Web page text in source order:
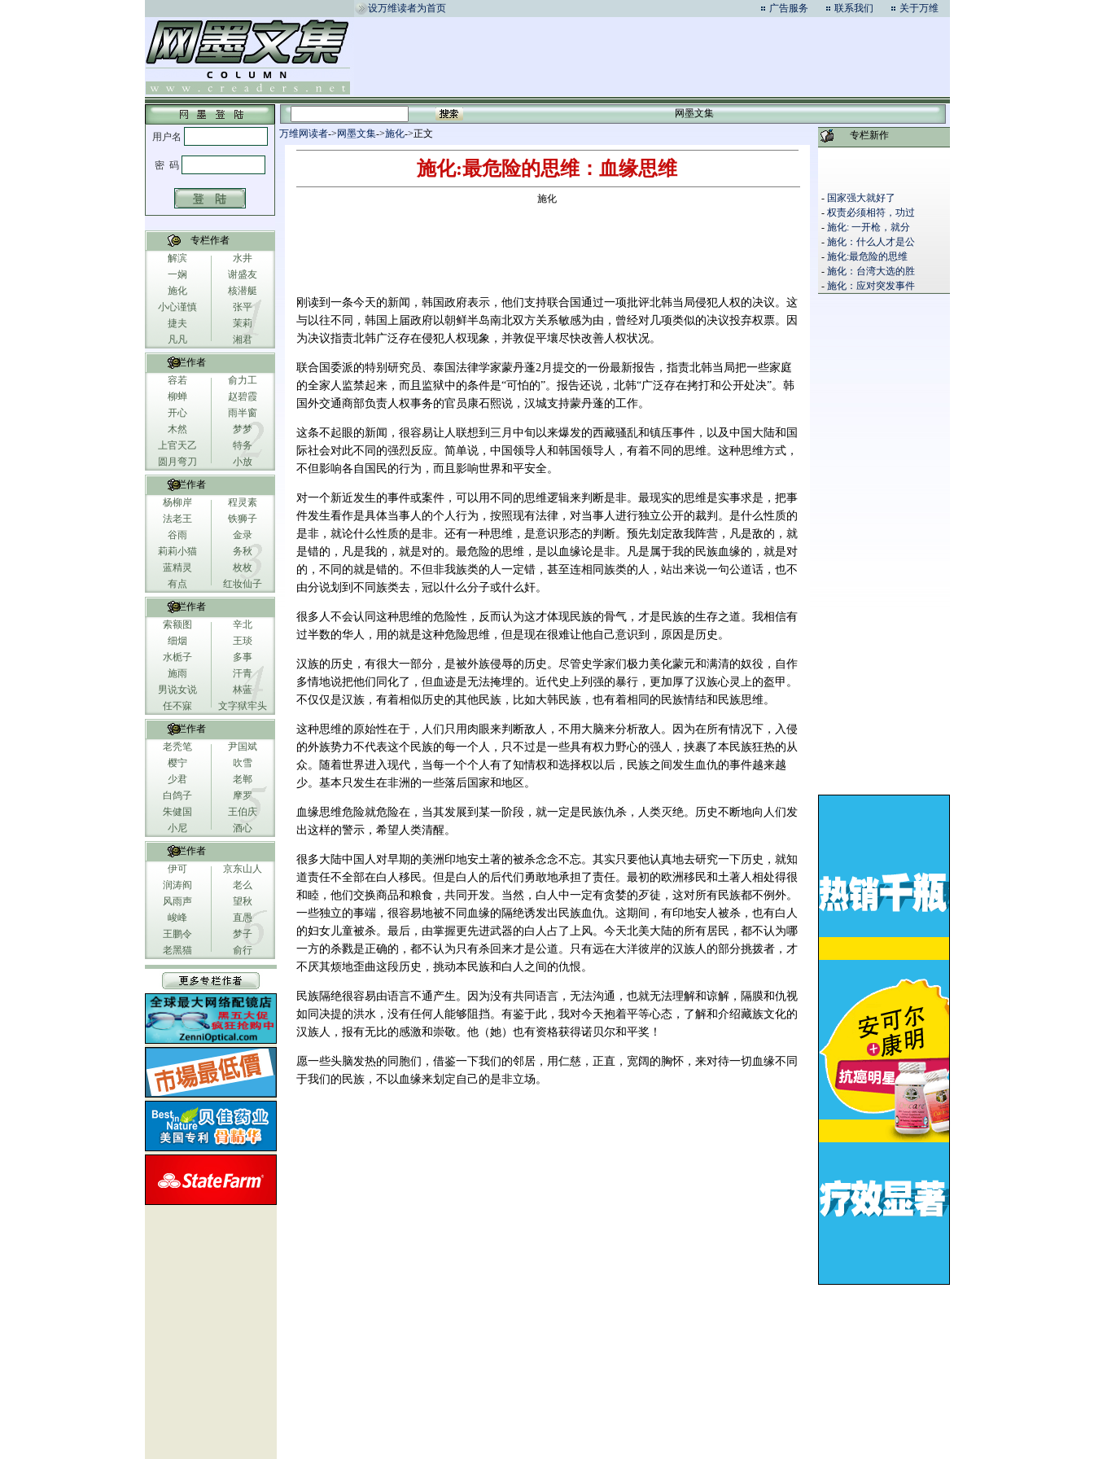
设万维读者为首页 广告服务 联系我们 关于万维
专栏作者
解滨
水井
一娴
谢盛友
施化
核潜艇
小心谨慎
张平
捷夫
茉莉
凡凡
湘君
专栏作者
容若
俞力工
柳蝉
赵碧霞
开心
雨半窗
木然
梦梦
上官天乙
特务
圆月弯刀
小放
专栏作者
杨柳岸
程灵素
法老王
铁狮子
谷雨
金录
莉莉小猫
务秋
蓝精灵
枚枚
有点
红妆仙子
专栏作者
索额图
辛北
细烟
王琰
水栀子
多事
施雨
汗青
男说女说
林蓝
任不寐
文字狱牢头
专栏作者
老秃笔
尹国斌
樱宁
吹雪
少君
老郸
白鸽子
摩罗
朱健国
王伯庆
小尼
酒心
专栏作者
伊可
京东山人
润涛阎
老么
风雨声
望秋
峻峰
直愚
王鹏令
梦子
老黑猫
俞行
网墨文集
万维网读者-> 网墨文集->施化->正文 专栏新作
- 国家强大就好了
- 权责必须相符，功过
- 施化: 一开枪，就分
- 施化：什么人才是公
- 施化:最危险的思维
- 施化：台湾大选的胜
- 施化：应对突发事件
施化:最危险的思维：血缘思维
施化
刚读到一条今天的新闻，韩国政府表示，他们支持联合国通过一项批评北韩当局侵犯人权的决议。这
与以往不同，韩国上届政府以朝鲜半岛南北双方关系敏感为由，曾经对几项类似的决议投弃权票。因
为决议指责北韩广泛存在侵犯人权现象，并敦促平壤尽快改善人权状况。
联合国委派的特别研究员、泰国法律学家蒙丹蓬2月提交的一份最新报告，指责北韩当局把一些家庭
的全家人监禁起来，而且监狱中的条件是“可怕的”。报告还说，北韩“广泛存在拷打和公开处决”。韩
国外交通商部负责人权事务的官员康石熙说，汉城支持蒙丹蓬的工作。
这条不起眼的新闻，很容易让人联想到三月中旬以来爆发的西藏骚乱和镇压事件，以及中国大陆和国
际社会对此不同的强烈反应。简单说，中国领导人和韩国领导人，有着不同的思维。这种思维方式，
不但影响各自国民的行为，而且影响世界和平安全。
对一个新近发生的事件或案件，可以用不同的思维逻辑来判断是非。最现实的思维是实事求是，把事
件发生看作是具体当事人的个人行为，按照现有法律，对当事人进行独立公开的裁判。是什么性质的
是非，就论什么性质的是非。还有一种思维，是意识形态的判断。预先划定敌我阵营，凡是敌的，就
是错的，凡是我的，就是对的。最危险的思维，是以血缘论是非。凡是属于我的民族血缘的，就是对
的，不同的就是错的。不但非我族类的人一定错，甚至连相同族类的人，站出来说一句公道话，也不
由分说划到不同族类去，冠以什么分子或什么奸。
很多人不会认同这种思维的危险性，反而认为这才体现民族的骨气，才是民族的生存之道。我相信有
过半数的华人，用的就是这种危险思维，但是现在很难让他自己意识到，原因是历史。
汉族的历史，有很大一部分，是被外族侵辱的历史。尽管史学家们极力美化蒙元和满清的奴役，自作
多情地说把他们同化了，但血迹是无法掩埋的。近代史上列强的暴行，更加厚了汉族心灵上的盔甲。
不仅仅是汉族，有着相似历史的其他民族，比如大韩民族，也有着相同的民族情结和民族思维。
这种思维的原始性在于，人们只用肉眼来判断敌人，不用大脑来分析敌人。因为在所有情况下，入侵
的外族势力不代表这个民族的每一个人，只不过是一些具有权力野心的强人，挟裹了本民族狂热的从
众。随着世界进入现代，当每一个个人有了知情权和选择权以后，民族之间发生血仇的事件越来越
少。基本只发生在非洲的一些落后国家和地区。
血缘思维危险就危险在，当其发展到某一阶段，就一定是民族仇杀，人类灭绝。历史不断地向人们发
出这样的警示，希望人类清醒。
很多大陆中国人对早期的美洲印地安土著的被杀念念不忘。其实只要他认真地去研究一下历史，就知
道责任不全部在白人移民。但是白人的后代们勇敢地承担了责任。最初的欧洲移民和土著人相处得很
和睦，他们交换商品和粮食，共同开发。当然，白人中一定有贪婪的歹徒，这对所有民族都不例外。
一些独立的事端，很容易地被不同血缘的隔绝诱发出民族血仇。这期间，有印地安人被杀，也有白人
的妇女儿童被杀。最后，由掌握更先进武器的白人占了上风。今天北美大陆的所有居民，都不认为哪
一方的杀戮是正确的，都不认为只有杀回来才是公道。只有远在大洋彼岸的汉族人的部分挑拨者，才
不厌其烦地歪曲这段历史，挑动本民族和白人之间的仇恨。
民族隔绝很容易由语言不通产生。因为没有共同语言，无法沟通，也就无法理解和谅解，隔膜和仇视
如同决提的洪水，没有任何人能够阻挡。有鉴于此，我对今天抱着平等心态，了解和介绍藏族文化的
汉族人，报有无比的感激和崇敬。他（她）也有资格获得诺贝尔和平奖！
愿一些头脑发热的同胞们，借鉴一下我们的邻居，用仁慈，正直，宽阔的胸怀，来对待一切血缘不同
于我们的民族，不以血缘来划定自己的是非立场。